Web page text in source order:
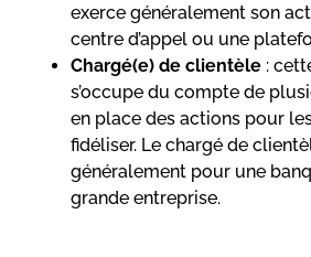
exerce généralement son
centre d’appel ou une
Chargé(e) de clientèle :
s’occupe du compte de
en place des actions pour
fidéliser. Le chargé de
généralement pour une
grande entreprise.